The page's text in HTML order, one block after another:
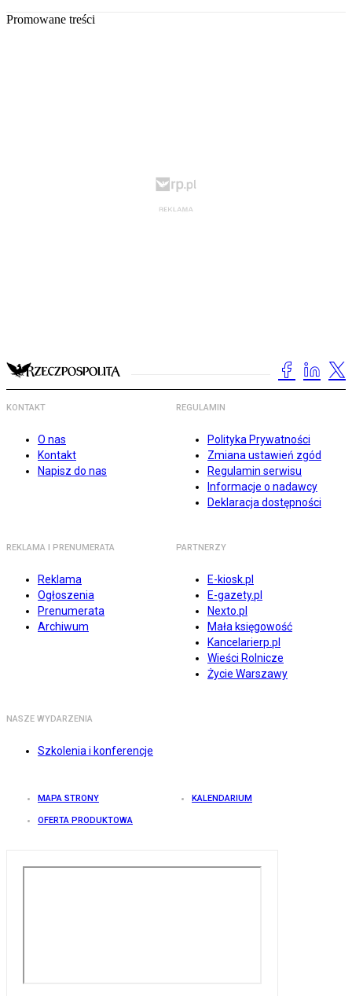
Promowane treści
KONTAKT
O nas
Kontakt
Napisz do nas
REGULAMIN
Polityka Prywatności
Zmiana ustawień zgód
Regulamin serwisu
Informacje o nadawcy
Deklaracja dostępności
REKLAMA I PRENUMERATA
Reklama
Ogłoszenia
Prenumerata
Archiwum
PARTNERZY
E-kiosk.pl
E-gazety.pl
Nexto.pl
Mała księgowość
Kancelarierp.pl
Wieści Rolnicze
Życie Warszawy
NASZE WYDARZENIA
Szkolenia i konferencje
MAPA STRONY KALENDARIUM
OFERTA PRODUKTOWA